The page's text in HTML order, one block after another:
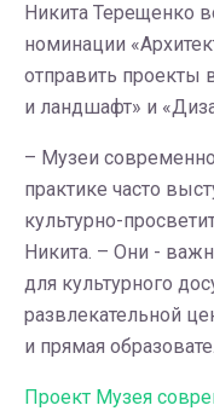
Никита Терещенко
номинации
отправить проекты
и ландшафт» и
– Музеи
практике часто
культурно-
Никита. – Они -
для культурного
развлекательной
и прямая
Проект Музея